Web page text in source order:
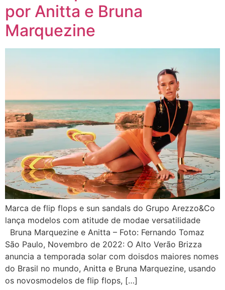
por Anitta e Bruna
Marquezine
Marca de flip flops e sun sandals do Grupo Arezzo&Co
lança modelos com atitude de modae versatilidade
Bruna Marquezine e Anitta – Foto: Fernando Tomaz
São Paulo, Novembro de 2022: O Alto Verão Brizza
anuncia a temporada solar com doisdos maiores nomes
do Brasil no mundo, Anitta e Bruna Marquezine, usando
os novosmodelos de flip flops, […]